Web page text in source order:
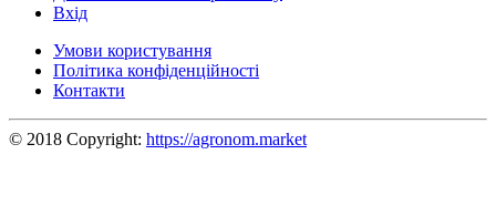
Вхід
Умови користування
Політика конфіденційності
Контакти
© 2018 Copyright: https://agronom.market